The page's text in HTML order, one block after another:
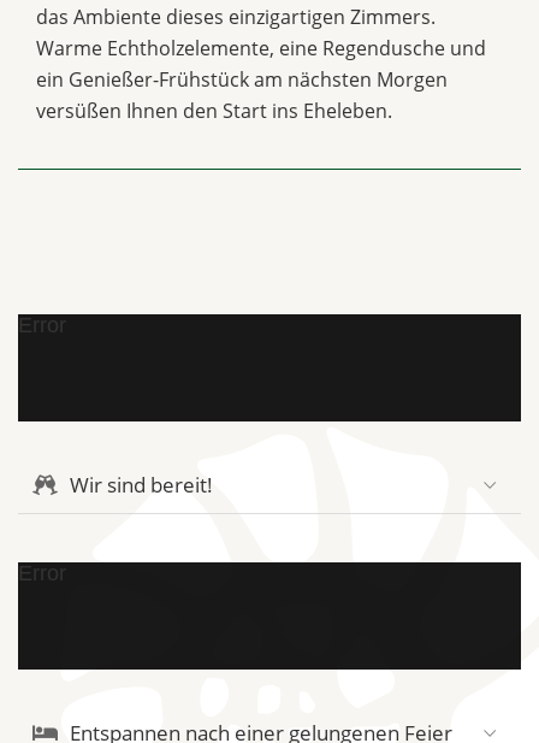
das Ambiente dieses einzigartigen Zimmers.
Warme Echtholzelemente, eine Regendusche und
ein Genießer-Frühstück am nächsten Morgen
versüßen Ihnen den Start ins Eheleben.
Error
Wir sind bereit!
Error
Entspannen nach einer gelungenen Feier